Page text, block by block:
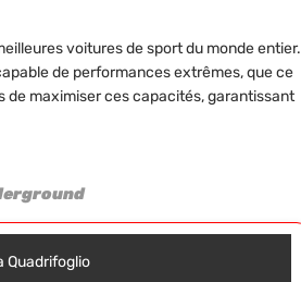
voitures de sport du monde entier.
de performances extrêmes, que ce
de maximiser ces capacités, garantissant
Quadrifoglio